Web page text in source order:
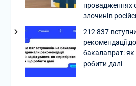
провадженнях
злочинів
212 837
рекомендації
бакалаврат: як
робити далі